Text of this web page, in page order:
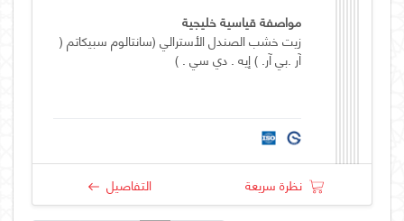
مواصفة قياسية خليجية
زيت خشب الصندل الأسترالي (سانتالوم سبيكاتم (
آر .بي آر. ) إيه . دي سي . )
نظرة سريعة التفاصيل